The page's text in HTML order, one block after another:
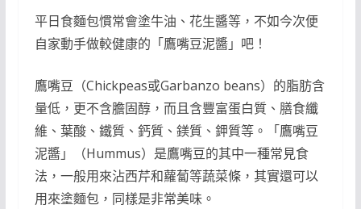
平日食麵包慣常會塗牛油、花生醬等，不如今次便
自家動手做較健康的「鷹嘴豆泥醬」吧！
鷹嘴豆（Chickpeas或Garbanzo beans）的脂肪含
量低，更不含膽固醇，而且含豐富蛋白質、膳食纖
維、葉酸、鐵質、鈣質、鎂質、鉀質等。「鷹嘴豆
泥醬」（Hummus）是鷹嘴豆的其中一種常見食
法，一般用來沾西芹和蘿蔔等蔬菜條，其實還可以
用來塗麵包，同樣是非常美味。